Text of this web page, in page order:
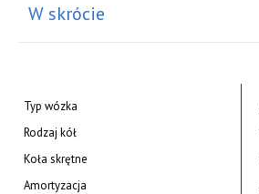
W skrócie
Typ wózka
Rodzaj kół
Koła skrętne
Amortyzacja